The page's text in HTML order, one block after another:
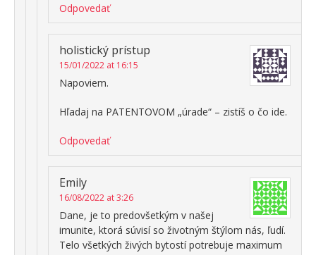
Odpovedať
holistický prístup
15/01/2022 at 16:15
Napoviem.
Hľadaj na PATENTOVOM „úrade“ – zistíš o čo ide.
Odpovedať
Emily
16/08/2022 at 3:26
Dane, je to predovšetkým v našej
imunite, ktorá súvisí so životným štýlom nás, ľudí.
Telo všetkých živých bytostí potrebuje maximum